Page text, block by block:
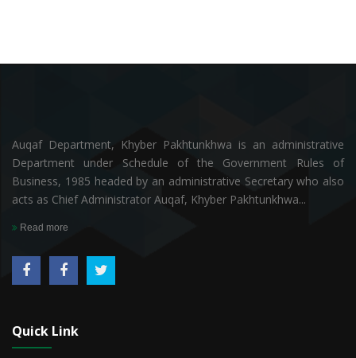
Auqaf Department, Khyber Pakhtunkhwa is an administrative
Department under Schedule of the Government Rules of
Business, 1985 headed by an administrative Secretary who also
acts as Chief Administrator Auqaf, Khyber Pakhtunkhwa...
Read more
Quick Link